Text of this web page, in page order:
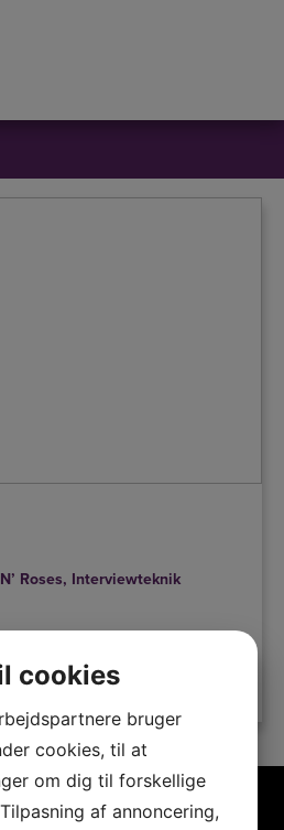
Roses, Interviewteknik
cookies
bruger
cookies, til at
om dig til forskellige
af annoncering,